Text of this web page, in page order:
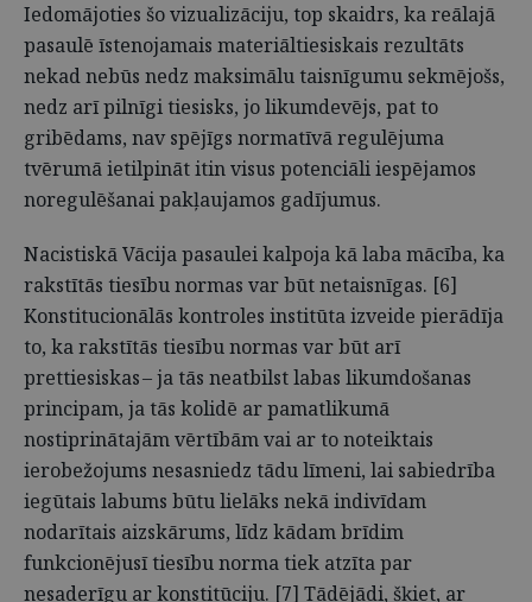
Iedomājoties šo vizualizāciju, top skaidrs, ka reālajā
pasaulē īstenojamais materiāltiesiskais rezultāts
nekad nebūs nedz maksimālu taisnīgumu sekmējošs,
nedz arī pilnīgi tiesisks, jo likumdevējs, pat to
gribēdams, nav spējīgs normatīvā regulējuma
tvērumā ietilpināt itin visus potenciāli iespējamos
noregulēšanai pakļaujamos gadījumus.
Nacistiskā Vācija pasaulei kalpoja kā laba mācība, ka
rakstītās tiesību normas var būt netaisnīgas. [6]
Konstitucionālās kontroles institūta izveide pierādīja
to, ka rakstītās tiesību normas var būt arī
prettiesiskas – ja tās neatbilst labas likumdošanas
principam, ja tās kolidē ar pamatlikumā
nostiprinātajām vērtībām vai ar to noteiktais
ierobežojums nesasniedz tādu līmeni, lai sabiedrība
iegūtais labums būtu lielāks nekā indivīdam
nodarītais aizskārums, līdz kādam brīdim
funkcionējusī tiesību norma tiek atzīta par
nesaderīgu ar konstitūciju. [7] Tādējādi, šķiet, ar